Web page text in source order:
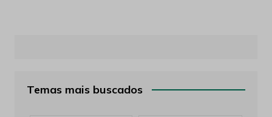
Temas mais buscados